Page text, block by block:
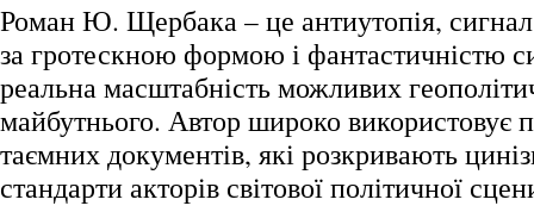
Роман Ю. Щербака – це антиутопія,
за гротескною формою і фантастичністю
реальна масштабність можливих
майбутнього. Автор широко використовує
таємних документів, які розкривають
стандарти акторів світової політичної